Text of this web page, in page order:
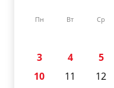
Пн Вт Ср
3
4 5
10
11 12